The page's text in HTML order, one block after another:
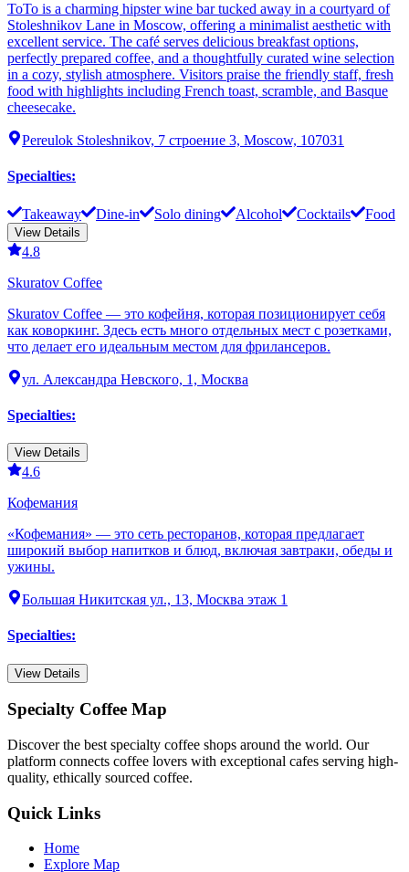
ТоТо is a charming hipster wine bar tucked away in a courtyard of
Stoleshnikov Lane in Moscow, offering a minimalist aesthetic with
excellent service. The café serves delicious breakfast options,
perfectly prepared coffee, and a thoughtfully curated wine selection
in a cozy, stylish atmosphere. Visitors praise the friendly staff, fresh
food with highlights including French toast, scramble, and Basque
cheesecake.
Pereulok Stoleshnikov, 7 строение 3, Moscow, 107031
Specialties:
Takeaway Dine-in Solo dining Alcohol Cocktails Food
View Details
4.8
Skuratov Coffee
Skuratov Coffee — это кофейня, которая позиционирует себя
как коворкинг. Здесь есть много отдельных мест с розетками,
что делает его идеальным местом для фрилансеров.
ул. Александра Невского, 1, Москва
Specialties:
View Details
4.6
Кофемания
«Кофемания» — это сеть ресторанов, которая предлагает
широкий выбор напитков и блюд, включая завтраки, обеды и
ужины.
Большая Никитская ул., 13, Москва этаж 1
Specialties:
View Details
Specialty Coffee Map
Discover the best specialty coffee shops around the world. Our
platform connects coffee lovers with exceptional cafes serving high-
quality, ethically sourced coffee.
Quick Links
Home
Explore Map